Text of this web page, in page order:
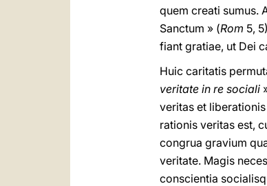
quem creati sumus.
Sanctum » (Rom 5,
fiant gratiae, ut Dei
Huic caritatis
veritate in re sociali
veritas et
rationis veritas est,
congrua gravium
veritate. Magis
conscientia